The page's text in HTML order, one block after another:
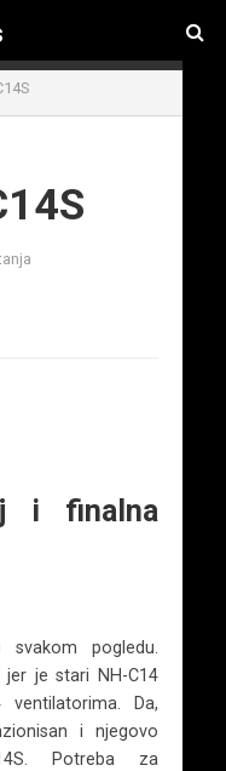
i finalna
pogledu.
jer je stari NH-C14
Da,
i njegovo
Potreba za